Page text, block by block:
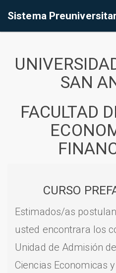
Sistema
SAN
FACULTAD
CURSO
Estimados/as
usted encontrara los
Unidad de Admisión
Ciencias Economicas